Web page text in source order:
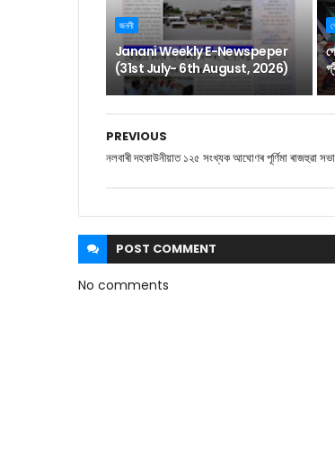
জননী
Janani Weekly E-Newspeper
(31st July- 6th August, 2026)
PREVIOUS
নলবাৰী দহকাউনীয়াত ১২৫ সংখ্যক আঘোণৰ পূৰ্ণিমা ৰাজহুৱা
POST COMMENT
No comments